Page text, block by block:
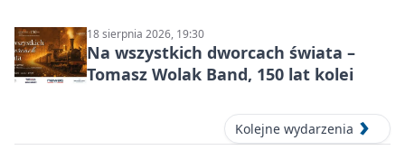
18 sierpnia 2026, 19:30
Na wszystkich dworcach świata –
Tomasz Wolak Band, 150 lat kolei
Kolejne wydarzenia